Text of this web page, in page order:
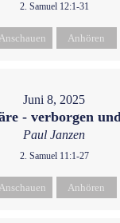
2. Samuel 12:1-31
Anschauen Anhören
Juni 8, 2025
- verborgen
Paul Janzen
2. Samuel 11:1-27
Anschauen Anhören